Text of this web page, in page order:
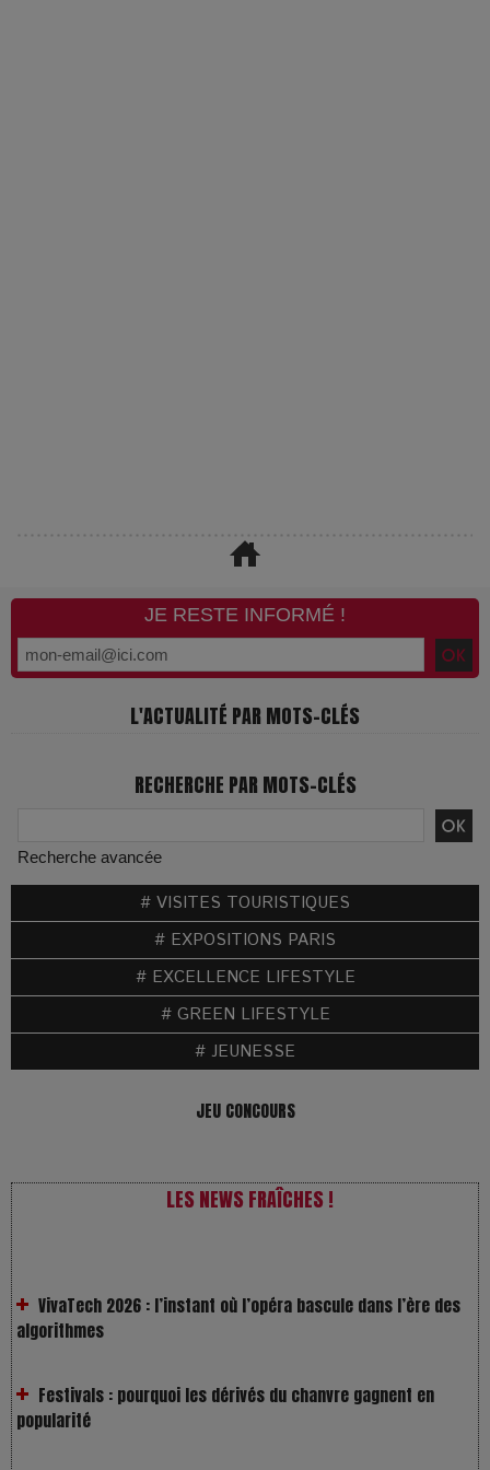
JE RESTE INFORMÉ !
L'ACTUALITÉ PAR MOTS-CLÉS
RECHERCHE PAR MOTS-CLÉS
Recherche avancée
# VISITES TOURISTIQUES
# EXPOSITIONS PARIS
# EXCELLENCE LIFESTYLE
# GREEN LIFESTYLE
# JEUNESSE
JEU CONCOURS
LES NEWS FRAÎCHES !